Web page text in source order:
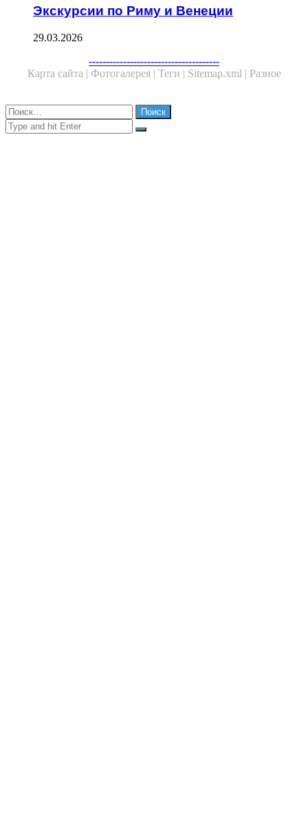
Экскурсии по Риму и Венеции
29.03.2026
--------------------------------------
Карта сайта | Фотогалерея | Теги | Sitemap.xml | Разное
Close
Найти:
Close
Search